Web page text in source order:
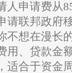
人申请费从
请联邦政府
不想在漫长
、贷款金额
适合于资金